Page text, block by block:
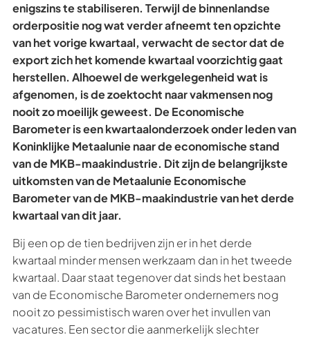
enigszins te stabiliseren. Terwijl de binnenlandse
orderpositie nog wat verder afneemt ten opzichte
van het vorige kwartaal, verwacht de sector dat de
export zich het komende kwartaal voorzichtig gaat
herstellen. Alhoewel de werkgelegenheid wat is
afgenomen, is de zoektocht naar vakmensen nog
nooit zo moeilijk geweest. De Economische
Barometer is een kwartaalonderzoek onder leden van
Koninklijke Metaalunie naar de economische stand
van de MKB-maakindustrie. Dit zijn de belangrijkste
uitkomsten van de Metaalunie Economische
Barometer van de MKB-maakindustrie van het derde
kwartaal van dit jaar.
Bij een op de tien bedrijven zijn er in het derde
kwartaal minder mensen werkzaam dan in het tweede
kwartaal. Daar staat tegenover dat sinds het bestaan
van de Economische Barometer ondernemers nog
nooit zo pessimistisch waren over het invullen van
vacatures. Een sector die aanmerkelijk slechter